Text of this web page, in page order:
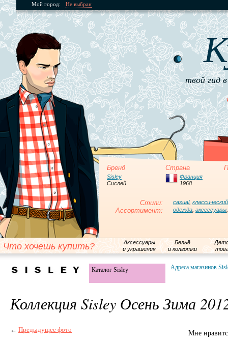
Мой город: Не выбран
твой гид
Бренд Страна
Sisley
Сислей
Франция
1968
Стили: casual, классический
Ассортимент: одежда аксессуары
Что хочешь купить?
Аксессуары
и украшения
Бельё
и колготки
Каталог Sisley Адреса магазинов
Коллекция Sisley Осень Зима
← Предыдущее фото Мне